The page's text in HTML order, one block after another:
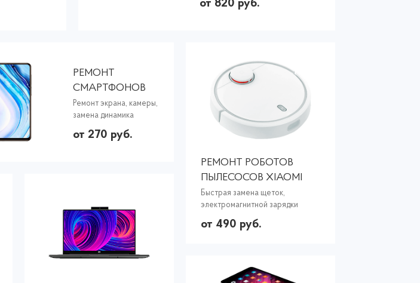
от 820 руб.
РЕМОНТ
СМАРТФОНОВ
XIAOMI
Ремонт экрана, камеры,
замена динамика
от 270 руб.
РЕМОНТ РОБОТОВ
ПЫЛЕСОСОВ XIAOMI
Быстрая замена щеток,
электромагнитной зарядки
от 490 руб.